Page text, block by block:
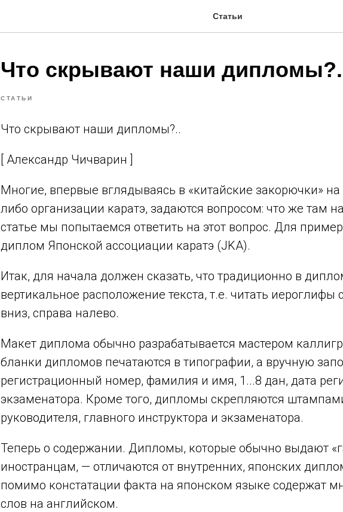
Статьи
Что скрывают наши
СТАТЬИ
Что скрывают наши дипломы?..
[ Александр Чичварин ]
Многие, впервые вглядываясь в «китайские закорючки»
либо организации каратэ, задаются вопросом: что же там
статье мы попытаемся ответить на этот вопрос. Для
диплом Японской ассоциации каратэ (JKA).
Итак, для начала должен сказать, что традиционно в
вертикальное расположение текста, т.е. читать иероглифы
вниз, справа налево.
Макет диплома обычно разрабатывается мастером
бланки дипломов печатаются в типографии, а вручную
регистрационный номер, фамилия и имя, 1...8 дан, дата
экзаменатора. Кроме того, дипломы скрепляются
руководителя, главного инструктора и экзаменатора.
Теперь о содержании. Дипломы, которые обычно выдают
иностранцам, — отличаются от внутренних, японских
помимо констатации факта на японском языке содержат
слов на английском.